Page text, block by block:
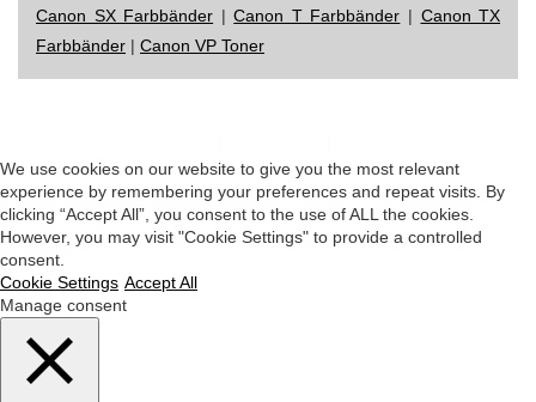
Canon SX Farbbänder |Canon T Farbbänder | Canon TX
Farbbänder | Canon VP Toner
We use cookies on our website to give you the most relevant
experience by remembering your preferences and repeat visits. By
clicking “Accept All”, you consent to the use of ALL the cookies.
However, you may visit "Cookie Settings" to provide a controlled
consent.
Cookie Settings Accept All
Manage consent